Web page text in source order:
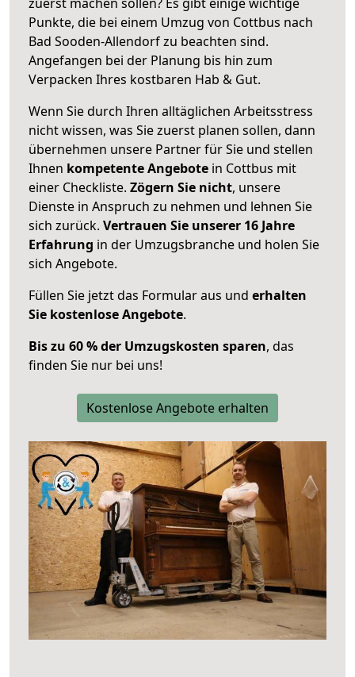
Punkte, die bei einem Umzug von Cottbus nach
Bad Sooden-Allendorf zu beachten sind.
Angefangen bei der Planung bis hin zum
Verpacken Ihres kostbaren Hab & Gut.
Wenn Sie durch Ihren alltäglichen Arbeitsstress
nicht wissen, was Sie zuerst planen sollen, dann
übernehmen unsere Partner für Sie und stellen
Ihnen kompetente Angebote in Cottbus mit
einer Checkliste. Zögern Sie nicht, unsere
Dienste in Anspruch zu nehmen und lehnen Sie
sich zurück. Vertrauen Sie unserer 16 Jahre
Erfahrung in der Umzugsbranche und holen Sie
sich Angebote.
Füllen Sie jetzt das Formular aus und erhalten
Sie kostenlose Angebote.
Bis zu 60 % der Umzugskosten sparen, das
finden Sie nur bei uns!
Kostenlose Angebote erhalten